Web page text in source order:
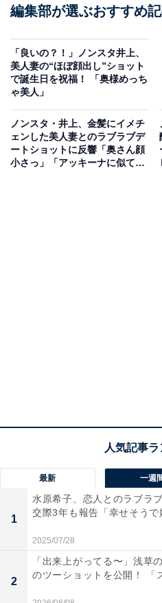
編集部が選ぶおすすめ
「良いの？！」ノンスタ井上、
美人妻の“ほぼ顔出し”ショット
で誕生日を祝福！ 「奥様めっち
ゃ美人」
ノンスタ・井上、金髪にイメチ
ェンした美人妻とのラブラブデ
ートショットに反響「奥さん顔
小さっ」「アッキーナに似てい
最新 一週
1
水原希子、恋人とのラブラ
交際3年も報告「幸せそう
2025/07/28
2
「出来上がってる〜」浅草
のツーショットを公開！ 「